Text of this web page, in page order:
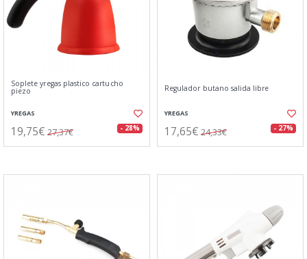
Soplete yregas plastico cartucho
piezo
YREGAS
19,75€ 27,37€ - 28%
Regulador butano salida libre
YREGAS
17,65€ 24,33€ - 27%